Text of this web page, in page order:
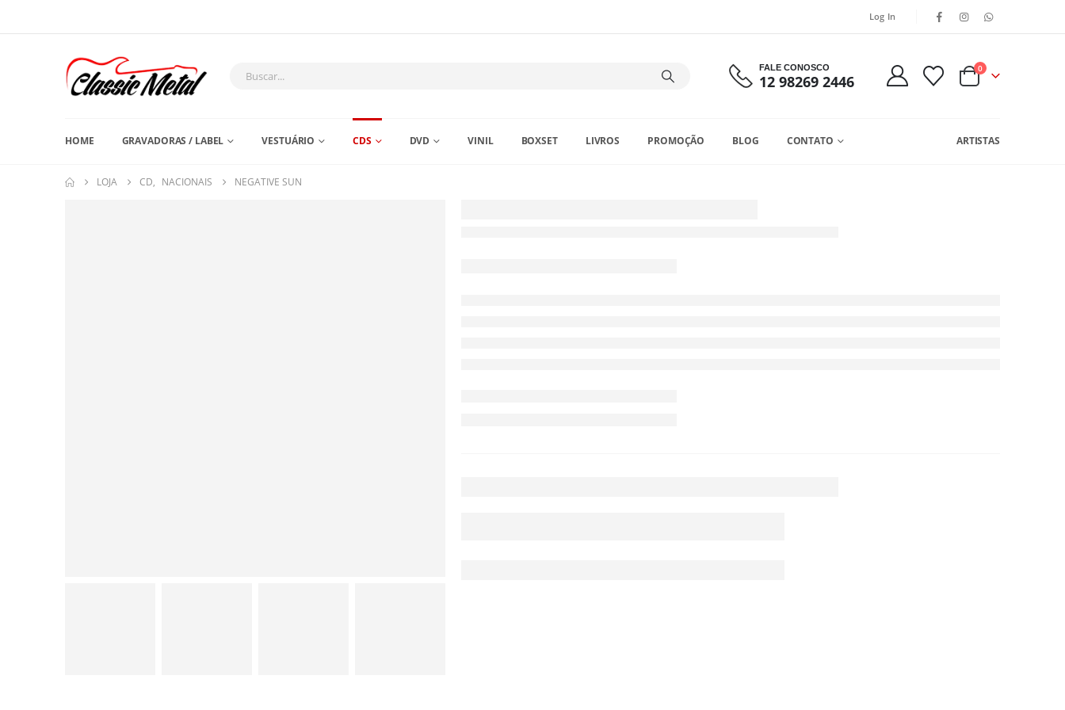
Log In
FALE CONOSCO
12 98269 2446
0
HOME GRAVADORAS / LABEL VESTUÁRIO CDS DVD VINIL BOXSET LIVROS PROMOÇÃO BLOG CONTATO ARTISTAS
LOJA CD, NACIONAIS NEGATIVE SUN